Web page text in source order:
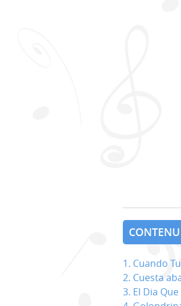
CONTENU
1. Cuando
2. Cuesta
3. El Dia